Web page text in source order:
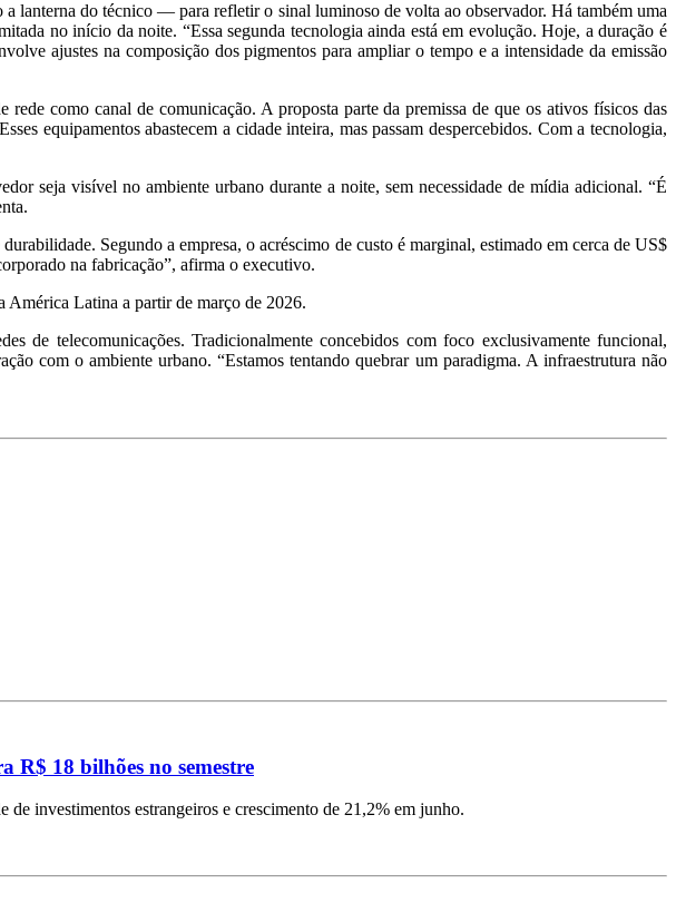
lanterna do técnico — para refletir o sinal luminoso de volta ao observador. Há também uma
no início da noite. “Essa segunda tecnologia ainda está em evolução. Hoje, a duração é
ajustes na composição dos pigmentos para ampliar o tempo e a intensidade da emissão
como canal de comunicação. A proposta parte da premissa de que os ativos físicos das
equipamentos abastecem a cidade inteira, mas passam despercebidos. Com a tecnologia,
seja visível no ambiente urbano durante a noite, sem necessidade de mídia adicional. “É
Segundo a empresa, o acréscimo de custo é marginal, estimado em cerca de US$
na fabricação”, afirma o executivo.
América Latina a partir de março de 2026.
de telecomunicações. Tradicionalmente concebidos com foco exclusivamente funcional,
com o ambiente urbano. “Estamos tentando quebrar um paradigma. A infraestrutura não
R$ 18 bilhões no semestre
investimentos estrangeiros e crescimento de 21,2% em junho.